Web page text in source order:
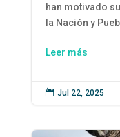
han motivado
la Nación y
Leer más
 Jul 22, 2025